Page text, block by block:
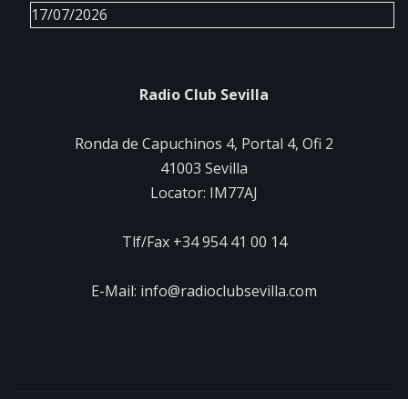
17/07/2026
Radio Club Sevilla
Ronda de Capuchinos 4, Portal 4, Ofi 2
41003 Sevilla
Locator: IM77AJ
Tlf/Fax +34 954 41 00 14
E-Mail: info@radioclubsevilla.com